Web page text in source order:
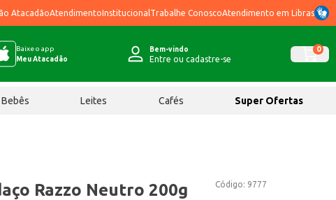
AtacadãoAtendimentoInstitucional Trabalhe ConoscoAtendimento em Libras
Baixe o app
Meu Atacadão
Bem-vindo
Entre ou cadastre-se
0
Bebês Leites Cafés Super Ofertas
Código: 9777
Razzo Neutro 200g